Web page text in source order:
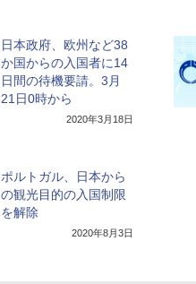
日本政府、欧州など38
か国からの入国者に14
日間の待機要請。3月
21日0時から
2020年3月18日
ポルトガル、日本から
の観光目的の入国制限
を解除
2020年8月3日